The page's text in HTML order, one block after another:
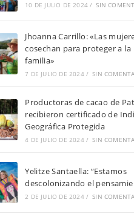
10 DE JULIO DE 2024 / SIN
Jhoanna Carrillo: «Las
cosechan para proteger a la
familia»
7 DE JULIO DE 2024 / SIN
Productoras de cacao de
recibieron certificado de
Geográfica Protegida
4 DE JULIO DE 2024 / SIN
Yelitze Santaella: “Estamos
descolonizando el
2 DE JULIO DE 2024 / SIN